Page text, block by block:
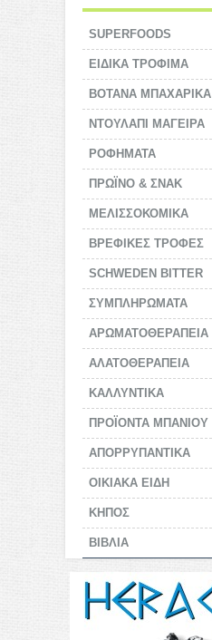
SUPERFOODS
ΕΙΔΙΚΑ ΤΡΟΦΙΜΑ
ΒΟΤΑΝΑ ΜΠΑΧΑΡΙΚΑ
ΝΤΟΥΛΑΠΙ ΜΑΓΕΙΡΑ
ΡΟΦΗΜΑΤΑ
ΠΡΩΪΝΟ & ΣΝΑΚ
ΜΕΛΙΣΣΟΚΟΜΙΚΑ
BΡΕΦΙΚΕΣ ΤΡΟΦΕΣ
SCHWEDEN BITTER
ΣΥΜΠΛΗΡΩΜΑΤΑ
ΑΡΩΜΑΤΟΘΕΡΑΠΕΙΑ
ΑΛΑΤΟΘΕΡΑΠΕΙΑ
ΚΑΛΛΥΝΤΙΚΑ
ΠΡΟΪΟΝΤΑ ΜΠΑΝΙΟΥ
ΑΠΟΡΡΥΠΑΝΤΙΚΑ
ΟΙΚΙΑΚΑ ΕΙΔΗ
ΚΗΠΟΣ
ΒΙΒΛΙΑ